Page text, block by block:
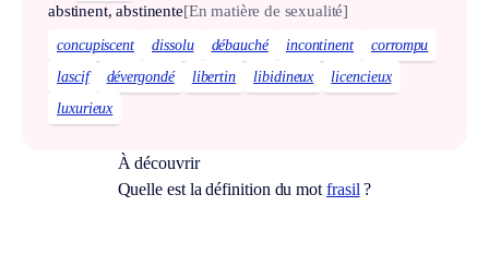
abstinent, abstinente[En matière de sexualité]
concupiscent dissolu débauché incontinent
corrompu
lascif
dévergondé libertin libidineux
licencieux
luxurieux
À découvrir
Quelle est la définition du motfrasil ?